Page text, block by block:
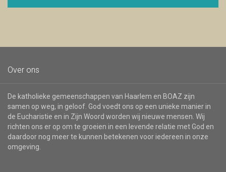
Over ons
De katholieke gemeenschappen van Haarlem en BOAZ zijn
samen op weg, in geloof. God voedt ons op een unieke manier in
de Eucharistie en in Zijn Woord worden wij nieuwe mensen. Wij
richten ons er op om te groeien in een levende relatie met God en
daardoor nog meer te kunnen betekenen voor iedereen in onze
omgeving.